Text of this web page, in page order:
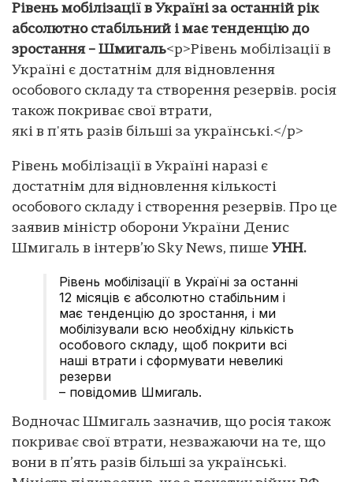
Рівень мобілізації в Україні за останній рік
абсолютно стабільний і має тенденцію до
зростання – Шмигаль<p>Рівень мобілізації в
Україні є достатнім для відновлення
особового складу та створення резервів. росія
також покриває свої втрати,
які в п'ять разів більші за українські.</p>
Рівень мобілізації в Україні наразі є
достатнім для відновлення кількості
особового складу і створення резервів. Про це
заявив міністр оборони України Денис
Шмигаль в інтерв’ю Sky News, пише УНН.
Рівень мобілізації в Україні за останні
12 місяців є абсолютно стабільним і
має тенденцію до зростання, і ми
мобілізували всю необхідну кількість
особового складу, щоб покрити всі
наші втрати і сформувати невеликі
резерви
– повідомив Шмигаль.
Водночас Шмигаль зазначив, що росія також
покриває свої втрати, незважаючи на те, що
вони в п’ять разів більші за українські.